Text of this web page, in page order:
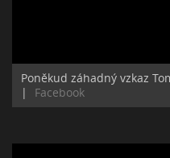
Poněkud záhadný vzkaz
|
Facebook